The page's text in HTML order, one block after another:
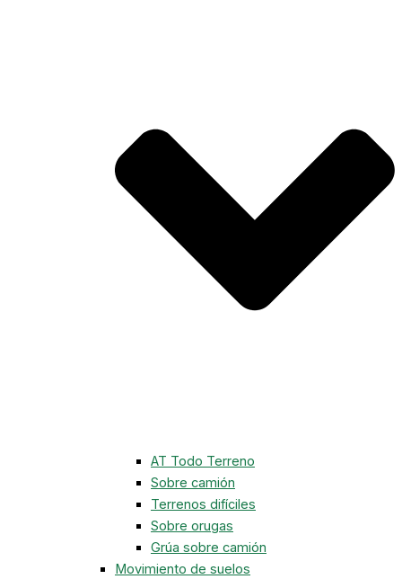
AT Todo Terreno
Sobre camión
Terrenos difíciles
Sobre orugas
Grúa sobre camión
Movimiento de suelos